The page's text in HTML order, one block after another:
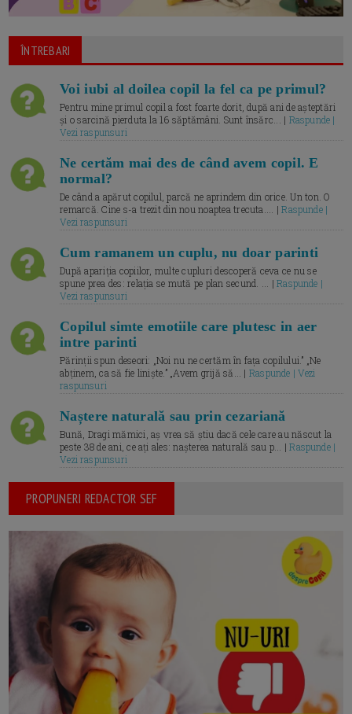
ÎNTREBARI
Voi iubi al doilea copil la fel ca pe primul?
Pentru mine primul copil a fost foarte dorit, după ani de așteptări
și o sarcină pierduta la 16 săptămâni. Sunt însărc... | Raspunde |
Vezi raspunsuri
Ne certăm mai des de când avem copil. E
normal?
De când a apărut copilul, parcă ne aprindem din orice. Un ton. O
remarcă. Cine s-a trezit din nou noaptea trecuta.... |Raspunde |
Vezi raspunsuri
Cum ramanem un cuplu, nu doar parinti
După apariția copiilor, multe cupluri descoperă ceva ce nu se
spune prea des: relația se mută pe plan secund. ... |Raspunde |
Vezi raspunsuri
Copilul simte emotiile care plutesc in aer
intre parinti
Părinții spun deseori: „Noi nu ne certăm în fața copilului.” „Ne
abținem, ca să fie liniște.” „Avem grijă să... | Raspunde | Vezi
raspunsuri
Naștere naturală sau prin cezariană
Bună, Dragi mămici, aș vrea să știu dacă cele care au născut la
peste 38 de ani, ce ați ales: nașterea naturală sau p... |Raspunde |
Vezi raspunsuri
PROPUNERI REDACTOR SEF